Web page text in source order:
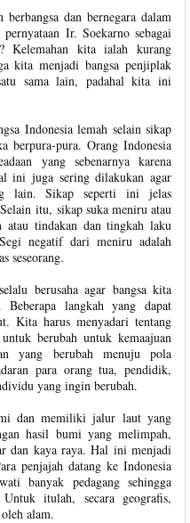
berbangsa dan bernegara dalam
Ir. Soekarno sebagai
Kelemahan kita ialah kurang
kita menjadi bangsa penjiplak
sama lain, padahal kita ini
Indonesia lemah selain sikap
berpura-pura. Orang Indonesia
yang sebenarnya karena
ini juga sering dilakukan agar
lain. Sikap seperti ini jelas
itu, sikap suka meniru atau
atau tindakan dan tingkah laku
negatif dari meniru adalah
seseorang.
berusaha agar bangsa kita
langkah yang dapat
Kita harus menyadari tentang
berubah untuk kemaajuan
yang berubah menuju pola
para orang tua, pendidik,
yang ingin berubah.
dan memiliki jalur laut yang
hasil bumi yang melimpah,
dan kaya raya. Hal ini menjadi
penjajah datang ke Indonesia
banyak pedagang sehingga
Untuk itulah, secara geografis,
alam.